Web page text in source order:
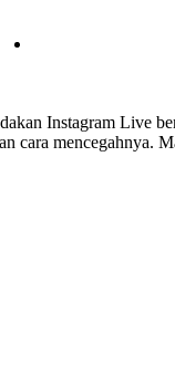
Instagram Live
mencegahnya.